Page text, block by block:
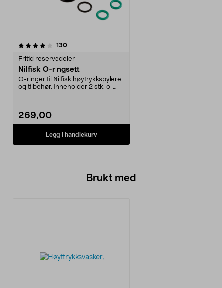
130anmeldelser
Fritid reservedeler
Nilfisk O-ringsett
O-ringer til Nilfisk høytrykkspylere
og tilbehør. Inneholder 2 stk. o-
269,00
Legg i handlekurv
Brukt med